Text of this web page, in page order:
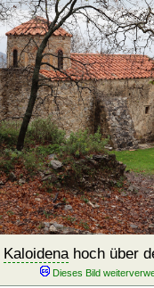
Kaloidenahoch über